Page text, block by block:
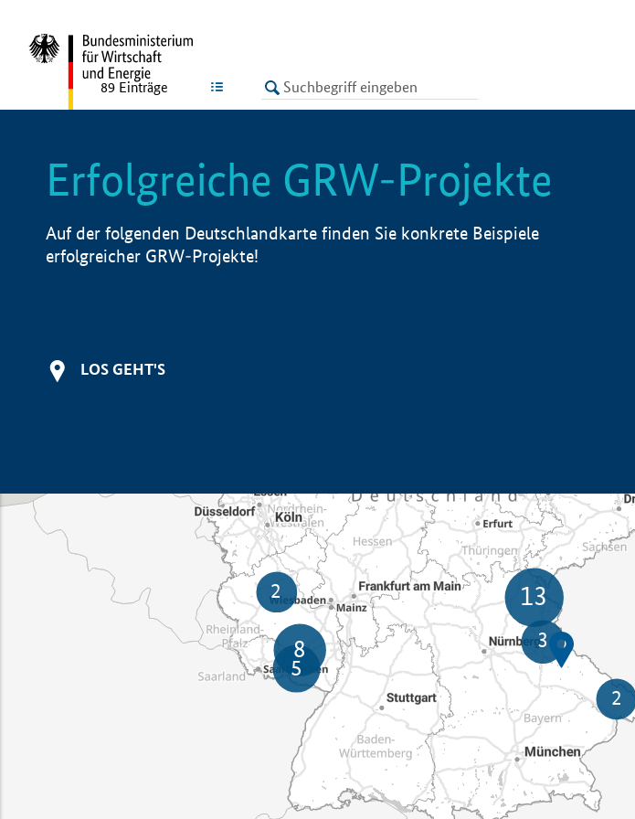
LISTE
89 Einträge
Erfolgreiche GRW-Projekte
Auf der folgenden Deutschlandkarte finden Sie konkrete Beispiele
erfolgreicher GRW-Projekte!
LOS GEHT'S